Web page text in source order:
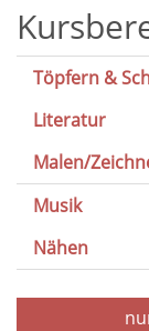
Kultur
und
Töpfern &
Literatur
Malen/
Musik
Nähen